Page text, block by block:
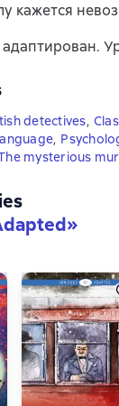
кажется
detectives,
,
mysterious
»